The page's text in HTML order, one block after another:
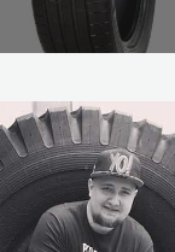
HANKOOK VENTUS S1
EVO3 K127A 235/40
92Y
КОД ТОВАРУ:23790
5.0